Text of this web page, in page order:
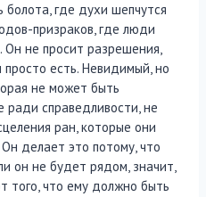
болота, где духи шепчутся
призраков, где люди
Он не просит разрешения,
есть. Невидимый, но
не может быть
справедливости, не
ран, которые они
делает это потому, что
он не будет рядом, значит,
того, что ему должно быть